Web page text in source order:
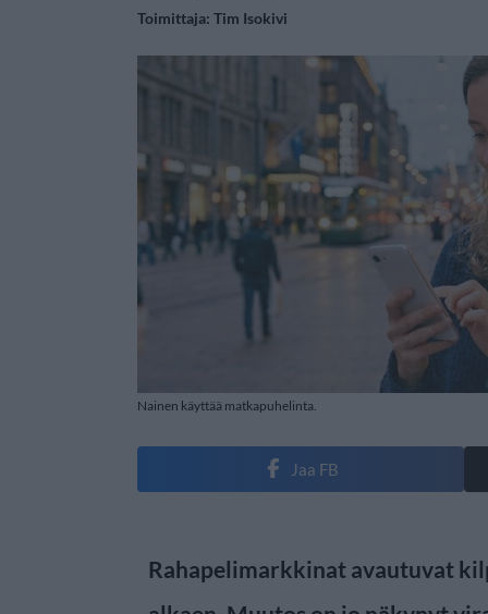
Toimittaja: Tim Isokivi
Nainen käyttää matkapuhelinta.
Jaa FB
Rahapelimarkkinat avautuvat